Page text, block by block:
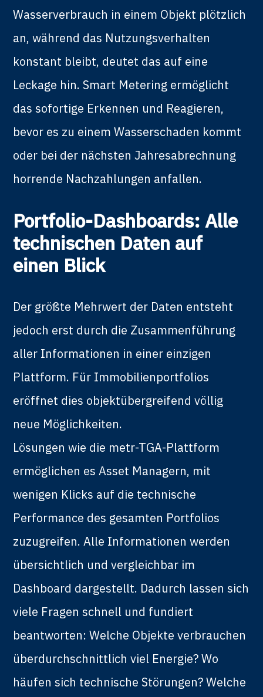
Wasserverbrauch in einem Objekt plötzlich
an, während das Nutzungsverhalten
konstant bleibt, deutet das auf eine
Leckage hin. Smart Metering ermöglicht
das sofortige Erkennen und Reagieren,
bevor es zu einem Wasserschaden kommt
oder bei der nächsten Jahresabrechnung
horrende Nachzahlungen anfallen.
Portfolio-Dashboards: Alle
technischen Daten auf
einen Blick
Der größte Mehrwert der Daten entsteht
jedoch erst durch die Zusammenführung
aller Informationen in einer einzigen
Plattform. Für Immobilienportfolios
eröffnet dies objektübergreifend völlig
neue Möglichkeiten.
Lösungen wie die metr-TGA-Plattform
ermöglichen es Asset Managern, mit
wenigen Klicks auf die technische
Performance des gesamten Portfolios
zuzugreifen. Alle Informationen werden
übersichtlich und vergleichbar im
Dashboard dargestellt. Dadurch lassen sich
viele Fragen schnell und fundiert
beantworten: Welche Objekte verbrauchen
überdurchschnittlich viel Energie? Wo
häufen sich technische Störungen? Welche